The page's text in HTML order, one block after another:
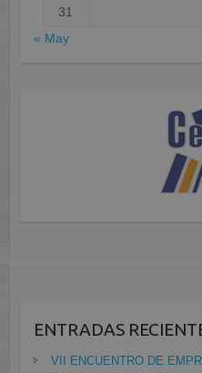
31
« May
ENTRADAS
VII ENCUENTRO DE